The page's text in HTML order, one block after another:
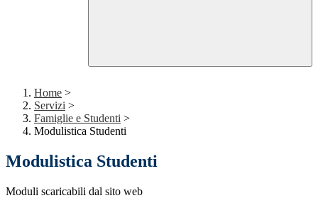
Home >
Servizi >
Famiglie e Studenti >
Modulistica Studenti
Modulistica Studenti
Moduli scaricabili dal sito web